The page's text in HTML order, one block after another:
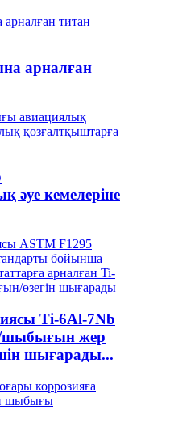
арналған
әуе кемелеріне
Ti-6Al-7Nb
жер
шығарады...